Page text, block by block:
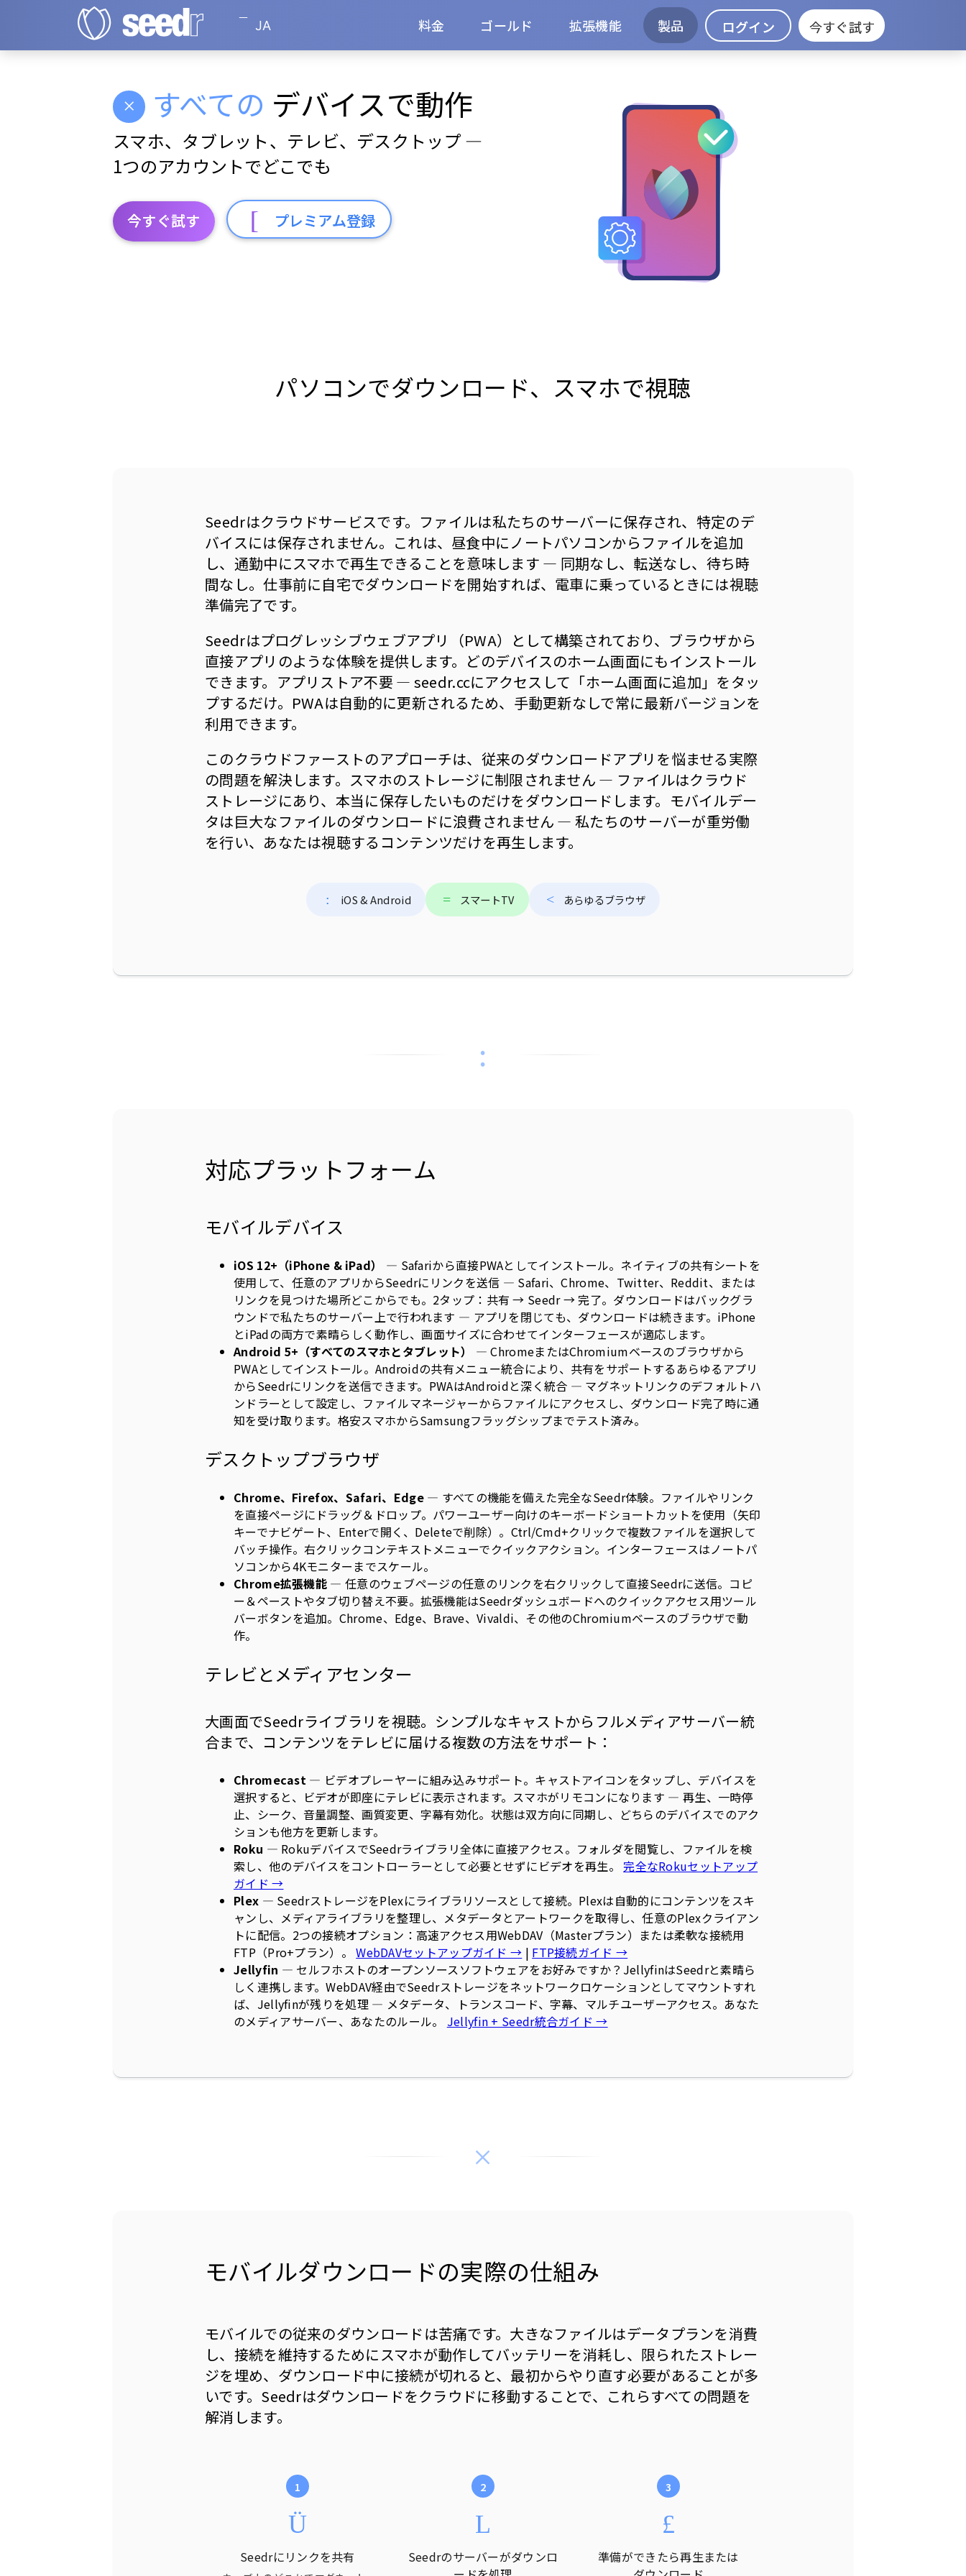
JA 料金 ゴールド 拡張機能 製品 ログイン 今すぐ試す
すべての デバイスで動作
スマホ、タブレット、テレビ、デスクトップ —
1つのアカウントでどこでも
今すぐ試す プレミアム登録
パソコンでダウンロード、スマホで視聴
Seedrはクラウドサービスです。ファイルは私たちのサーバーに保存され、特定のデ
バイスには保存されません。これは、昼食中にノートパソコンからファイルを追加
し、通勤中にスマホで再生できることを意味します — 同期なし、転送なし、待ち時
間なし。仕事前に自宅でダウンロードを開始すれば、電車に乗っているときには視聴
準備完了です。
Seedrはプログレッシブウェブアプリ（PWA）として構築されており、ブラウザから
直接アプリのような体験を提供します。どのデバイスのホーム画面にもインストール
できます。アプリストア不要 — seedr.ccにアクセスして「ホーム画面に追加」をタッ
プするだけ。PWAは自動的に更新されるため、手動更新なしで常に最新バージョンを
利用できます。
このクラウドファーストのアプローチは、従来のダウンロードアプリを悩ませる実際
の問題を解決します。スマホのストレージに制限されません — ファイルはクラウド
ストレージにあり、本当に保存したいものだけをダウンロードします。モバイルデー
タは巨大なファイルのダウンロードに浪費されません — 私たちのサーバーが重労働
を行い、あなたは視聴するコンテンツだけを再生します。
iOS & Android スマートTV あらゆるブラウザ
対応プラットフォーム
モバイルデバイス
iOS 12+（iPhone & iPad）
— Safariから直接PWAとしてインストール。ネイティブの共有シートを
使用して、任意のアプリからSeedrにリンクを送信 — Safari、Chrome、Twitter、Reddit、または
リンクを見つけた場所どこからでも。2タップ：共有 → Seedr → 完了。ダウンロードはバックグラ
ウンドで私たちのサーバー上で行われます — アプリを閉じても、ダウンロードは続きます。iPhone
とiPadの両方で素晴らしく動作し、画面サイズに合わせてインターフェースが適応します。
Android 5+（すべてのスマホとタブレット）
— ChromeまたはChromiumベースのブラウザから
PWAとしてインストール。Androidの共有メニュー統合により、共有をサポートするあらゆるアプリ
からSeedrにリンクを送信できます。PWAはAndroidと深く統合 — マグネットリンクのデフォルトハ
ンドラーとして設定し、ファイルマネージャーからファイルにアクセスし、ダウンロード完了時に通
知を受け取ります。格安スマホからSamsungフラッグシップまでテスト済み。
デスクトップブラウザ
Chrome、Firefox、Safari、Edge— すべての機能を備えた完全なSeedr体験。ファイルやリンク
を直接ページにドラッグ＆ドロップ。パワーユーザー向けのキーボードショートカットを使用（矢印
キーでナビゲート、Enterで開く、Deleteで削除）。Ctrl/Cmd+クリックで複数ファイルを選択して
バッチ操作。右クリックコンテキストメニューでクイックアクション。インターフェースはノートパ
ソコンから4Kモニターまでスケール。
Chrome拡張機能 — 任意のウェブページの任意のリンクを右クリックして直接Seedrに送信。コピ
ー＆ペーストやタブ切り替え不要。拡張機能はSeedrダッシュボードへのクイックアクセス用ツール
バーボタンを追加。Chrome、Edge、Brave、Vivaldi、その他のChromiumベースのブラウザで動
作。
テレビとメディアセンター
大画面でSeedrライブラリを視聴。シンプルなキャストからフルメディアサーバー統
合まで、コンテンツをテレビに届ける複数の方法をサポート：
Chromecast — ビデオプレーヤーに組み込みサポート。キャストアイコンをタップし、デバイスを
選択すると、ビデオが即座にテレビに表示されます。スマホがリモコンになります — 再生、一時停
止、シーク、音量調整、画質変更、字幕有効化。状態は双方向に同期し、どちらのデバイスでのアク
ションも他方を更新します。
Roku — RokuデバイスでSeedrライブラリ全体に直接アクセス。フォルダを閲覧し、ファイルを検
索し、他のデバイスをコントローラーとして必要とせずにビデオを再生。 完全なRokuセットアップ
ガイド →
Plex — SeedrストレージをPlexにライブラリソースとして接続。Plexは自動的にコンテンツをスキ
ャンし、メディアライブラリを整理し、メタデータとアートワークを取得し、任意のPlexクライアン
トに配信。2つの接続オプション：高速アクセス用WebDAV（Masterプラン）または柔軟な接続用
FTP（Pro+プラン）。WebDAVセットアップガイド → | FTP接続ガイド →
Jellyfin — セルフホストのオープンソースソフトウェアをお好みですか？JellyfinはSeedrと素晴ら
しく連携します。WebDAV経由でSeedrストレージをネットワークロケーションとしてマウントすれ
ば、Jellyfinが残りを処理 — メタデータ、トランスコード、字幕、マルチユーザーアクセス。あなた
のメディアサーバー、あなたのルール。 Jellyfin + Seedr統合ガイド →
モバイルダウンロードの実際の仕組み
モバイルでの従来のダウンロードは苦痛です。大きなファイルはデータプランを消費
し、接続を維持するためにスマホが動作してバッテリーを消耗し、限られたストレー
ジを埋め、ダウンロード中に接続が切れると、最初からやり直す必要があることが多
いです。Seedrはダウンロードをクラウドに移動することで、これらすべての問題を
解消します。
Seedrにリンクを共有
Seedrのサーバーがダウンロ
準備ができたら再生または